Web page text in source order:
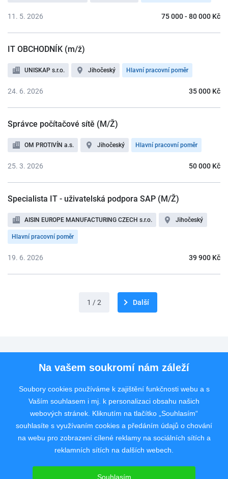
75 000 - 80 000 Kč
11. 5. 2026
IT OBCHODNÍK (m/ž)
UNISKAP s.r.o. Jihočeský Hlavní pracovní poměr
35 000 Kč
24. 6. 2026
Správce počítačové sítě (M/Ž)
OM PROTIVÍN a.s. Jihočeský Hlavní pracovní poměr
50 000 Kč
25. 3. 2026
Specialista IT - uživatelská podpora SAP (M/Ž)
AISIN EUROPE MANUFACTURING CZECH s.r.o. Jihočeský
Hlavní pracovní poměr
39 900 Kč
19. 6. 2026
1 / 2 Další
Pro uchazeče
Rychlý kontakt
Na vašem soukromí nám záleží
Soubory cookies používáme k zajištění funkčnosti webu a s
Vaším souhlasem i mj. k personalizaci obsahu našich
webových stránek. Kliknutím na tlačítko „Souhlasím“
souhlasíte s využívaním cookies a předáním údajů o chování
na webu pro zobrazení cílené reklamy na sociálních sítích a
reklamních sítích na dalších webech.
Souhlasím